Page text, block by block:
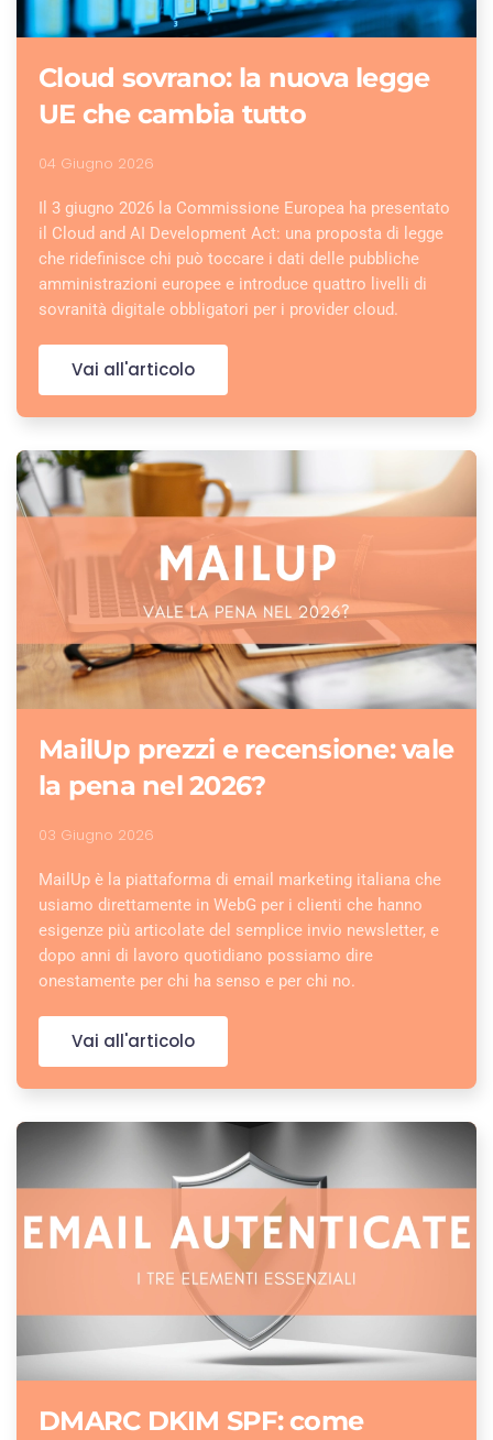
Cloud sovrano: la nuova legge
UE che cambia tutto
04 Giugno 2026
Il 3 giugno 2026 la Commissione Europea ha presentato
il Cloud and AI Development Act: una proposta di legge
che ridefinisce chi può toccare i dati delle pubbliche
amministrazioni europee e introduce quattro livelli di
sovranità digitale obbligatori per i provider cloud.
Vai all'articolo
MailUp prezzi e recensione: vale
la pena nel 2026?
03 Giugno 2026
MailUp è la piattaforma di email marketing italiana che
usiamo direttamente in WebG per i clienti che hanno
esigenze più articolate del semplice invio newsletter, e
dopo anni di lavoro quotidiano possiamo dire
onestamente per chi ha senso e per chi no.
Vai all'articolo
DMARC DKIM SPF: come